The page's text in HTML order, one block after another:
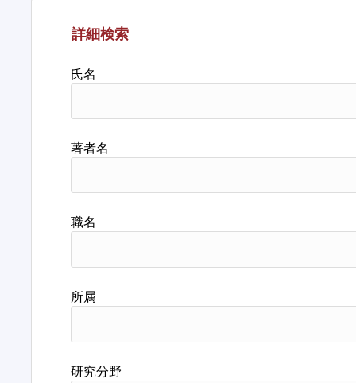
詳細検索
氏名
著者名
職名
所属
研究分野